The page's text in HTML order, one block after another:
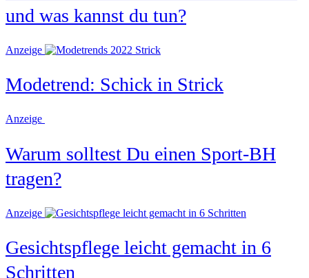
und was kannst du tun?
Anzeige
Modetrend: Schick in Strick
Anzeige
Warum solltest Du einen Sport-BH
tragen?
Anzeige
Gesichtspflege leicht gemacht in 6
Schritten